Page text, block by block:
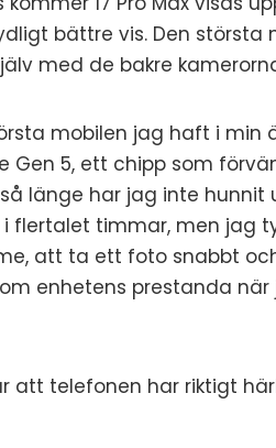
bättre vis. Den största
med de bakre
mobilen jag haft i
Gen 5, ett chipp som
länge har jag inte
flertalet timmar, men jag
att ta ett foto snabbt
enhetens prestanda
att telefonen har riktigt